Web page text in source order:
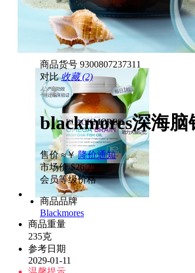
商品货号 9300807237311
对比 收藏 (2)
分享
blackmores深海
售价 ≈￥ 降价通知
市场价 $26.25
会员等级价格
商品品牌
Blackmores
商品重量
235克
参考日期
2029-01-11